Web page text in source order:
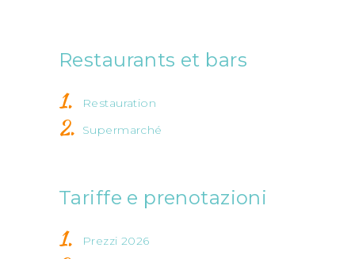
Restaurants et bars
Restauration
Supermarché
Tariffe e prenotazioni
Prezzi 2026